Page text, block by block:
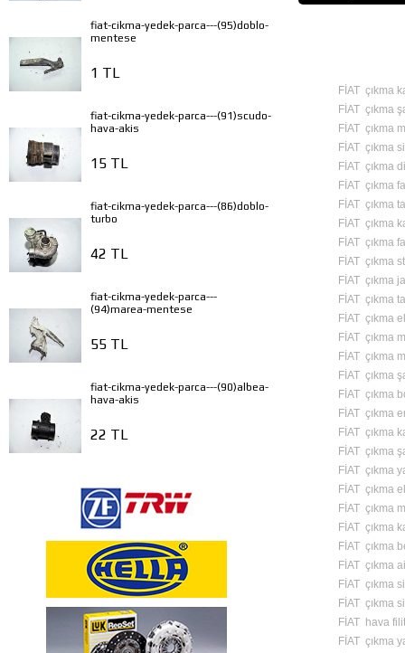
fiat-cikma-yedek-parca---(95)doblo-
mentese
1 TL
fiat-cikma-yedek-parca---(91)scudo-
hava-akis
15 TL
fiat-cikma-yedek-parca---(86)doblo-
turbo
42 TL
fiat-cikma-yedek-parca---
(94)marea-mentese
55 TL
fiat-cikma-yedek-parca---(90)albea-
hava-akis
22 TL
FİAT çıkma
FİAT çıkma
FİAT çıkma
FİAT çıkma
FİAT çıkma
FİAT çıkma
FİAT çıkma
FİAT çıkma
FİAT çıkma
FİAT çıkma
FİAT çıkma
FİAT çıkma
FİAT çıkma
FİAT çıkma
FİAT çıkma
FİAT çıkma
FİAT çıkma
FİAT çıkma
FİAT çıkma
FİAT çıkma
FİAT çıkma
FİAT çıkma
FİAT çıkma
FİAT çıkma
FİAT çıkma
FİAT çıkma
FİAT çıkma
FİAT çıkma
FİAT hava
FİAT çıkma